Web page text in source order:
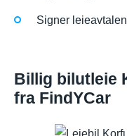
Signer
Billig bilutleie
fra FindYCar